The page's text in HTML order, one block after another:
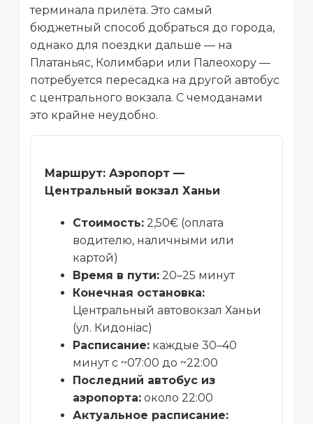
терминала прилёта. Это самый
бюджетный способ добраться до города,
однако для поездки дальше — на
Платаньяс, Колимбари или Палеохору —
потребуется пересадка на другой автобус
с центрального вокзала. С чемоданами
это крайне неудобно.
Маршрут: Аэропорт —
Центральный вокзал Ханьи
Стоимость: 2,50€ (оплата
водителю, наличными или
картой)
Время в пути: 20–25 минут
Конечная остановка:
Центральный автовокзал Ханьи
(ул. Кидонiас)
Расписание: каждые 30–40
минут с ~07:00 до ~22:00
Последний автобус из
аэропорта: около 22:00
Актуальное расписание: